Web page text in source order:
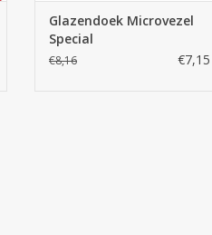
Glazendoek Microvezel
Special
€8,16 €7,15